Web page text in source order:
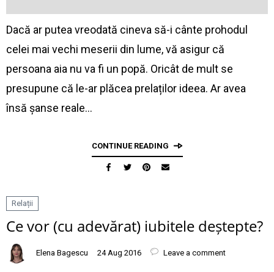
Dacă ar putea vreodată cineva să-i cânte prohodul
celei mai vechi meserii din lume, vă asigur că
persoana aia nu va fi un popă. Oricât de mult se
presupune că le-ar plăcea prelaților ideea. Ar avea
însă șanse reale…
CONTINUE READING
Relații
Ce vor (cu adevărat) iubitele deștepte?
Elena Bagescu 24 Aug 2016 Leave a comment